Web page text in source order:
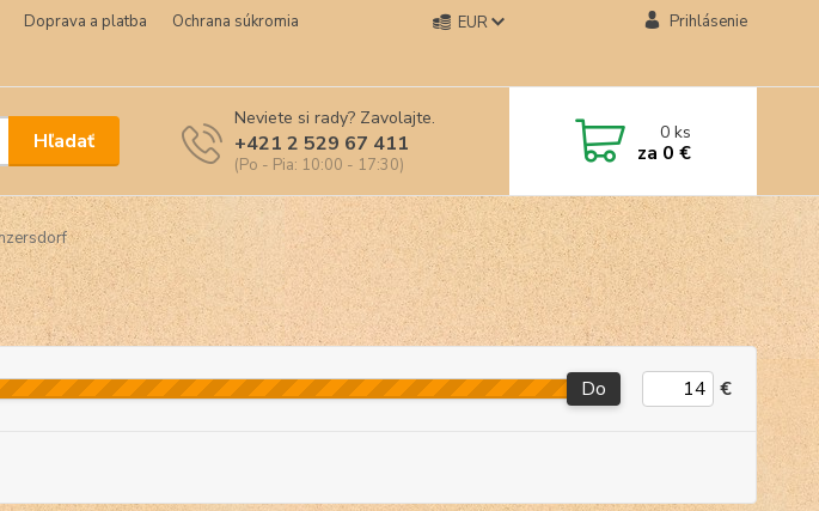
Doprava a platba
Ochrana súkromia
EUR Prihlásenie
Hľadať
Neviete si rady? Zavolajte.
+421 2 529 67 411
(Po - Pia: 10:00 - 17:30)
0ks
za 0 €
Do €